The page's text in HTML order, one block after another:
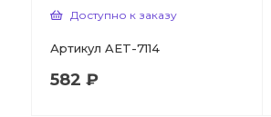
Доступно к заказу
Артикул AET-7114
582 ₽